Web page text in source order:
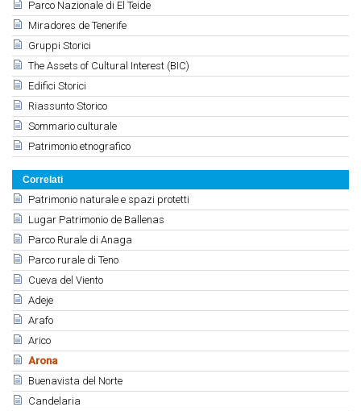
Parco Nazionale di El Teide
Miradores de Tenerife
Gruppi Storici
The Assets of Cultural Interest (BIC)
Edifici Storici
Riassunto Storico
Sommario culturale
Patrimonio etnografico
Correlati
Patrimonio naturale e spazi protetti
Lugar Patrimonio de Ballenas
Parco Rurale di Anaga
Parco rurale di Teno
Cueva del Viento
Adeje
Arafo
Arico
Arona
Buenavista del Norte
Candelaria